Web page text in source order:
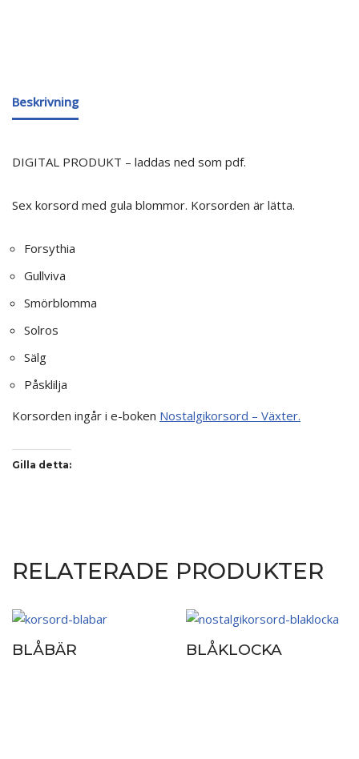
Beskrivning
DIGITAL PRODUKT – laddas ned som pdf.
Sex korsord med gula blommor. Korsorden är lätta.
Forsythia
Gullviva
Smörblomma
Solros
Sälg
Påsklilja
Korsorden ingår i e-boken Nostalgikorsord – Växter.
Gilla detta:
RELATERADE PRODUKTER
BLÅBÄR BLÅKLOCKA